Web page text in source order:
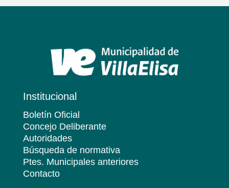
Institucional
Boletín Oficial
Concejo Deliberante
Autoridades
Búsqueda de normativa
Ptes. Municipales anteriores
Contacto